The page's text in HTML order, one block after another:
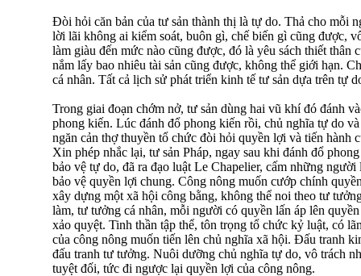
Đòi hỏi căn bản của tư sản thành thị là tự do. Thả cho mỗi
lời lãi không ai kiểm soát, buôn gì, chế biến gì cũng được,
làm giàu đến mức nào cũng được, đó là yêu sách thiết thân
nắm lấy bao nhiêu tài sản cũng được, không thể giới hạn.
cá nhân. Tất cả lịch sử phát triển kinh tế tư sản dựa trên tự
Trong giai đoạn chớm nở, tư sản dùng hai vũ khí đó đánh
phong kiến. Lúc đánh đổ phong kiến rồi, chủ nghĩa tự do
ngăn cản thợ thuyền tổ chức đòi hỏi quyền lợi và tiến hành
Xin phép nhắc lại, tư sản Pháp, ngay sau khi đánh đổ
bảo vệ tự do, đã ra đạo luật Le Chapelier, cấm những
bảo vệ quyền lợi chung. Công nông muốn cướp chính
xây dựng một xã hội công bằng, không thể noi theo tư
làm, tư tưởng cá nhân, mỗi người có quyền lấn áp lên
xảo quyệt. Tinh thần tập thể, tôn trọng tổ chức kỷ luật, có
của công nông muốn tiến lên chủ nghĩa xã hội. Đấu tranh
đấu tranh tư tưởng. Nuôi dưỡng chủ nghĩa tự do, vô trách
tuyệt đối, tức đi ngược lại quyền lợi của công nông.